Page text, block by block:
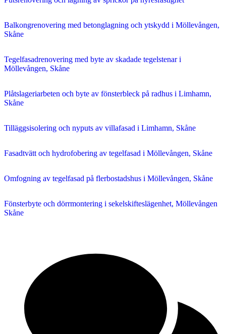
Balkongrenovering med betonglagning och ytskydd i Möllevången,
Skåne
Tegelfasadrenovering med byte av skadade tegelstenar i
Möllevången, Skåne
Plåtslageriarbeten och byte av fönsterbleck på radhus i Limhamn,
Skåne
Tilläggsisolering och nyputs av villafasad i Limhamn, Skåne
Fasadtvätt och hydrofobering av tegelfasad i Möllevången, Skåne
Omfogning av tegelfasad på flerbostadshus i Möllevången, Skåne
Fönsterbyte och dörrmontering i sekelskifteslägenhet, Möllevången
Skåne